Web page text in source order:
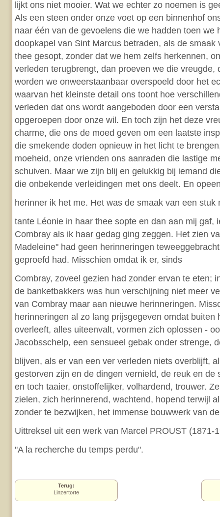
lijkt ons niet mooier. Wat we echter zo noemen is
Als een steen onder onze voet op een binnenhof
naar één van de gevoelens die we hadden toen we
doopkapel van Sint Marcus betraden, als de smaak
thee gesopt, zonder dat we hem zelfs herkennen,
verleden terugbrengt, dan proeven we die vreugde,
worden we onweerstaanbaar overspoeld door het
waarvan het kleinste detail ons toont hoe
verleden dat ons wordt aangeboden door een
opgeroepen door onze wil. En toch zijn het deze
charme, die ons de moed geven om een laatste
die smekende doden opnieuw in het licht te
moeheid, onze vrienden ons aanraden die lastige
schuiven. Maar we zijn blij en gelukkig bij iemand
die onbekende verleidingen met ons deelt. En
herinner ik het me. Het was de smaak van een stuk
tante Léonie in haar thee sopte en dan aan mij gaf,
Combray als ik haar gedag ging zeggen. Het zien
Madeleine" had geen herinneringen
geproefd had. Misschien omdat ik er, sinds
Combray, zoveel gezien had zonder ervan te eten;
de banketbakkers was hun verschijning niet meer
van Combray maar aan nieuwe herinneringen.
herinneringen al zo lang prijsgegeven omdat buiten
overleeft, alles uiteenvalt, vormen zich oplossen -
Jacobsschelp, een sensueel gebak onder strenge,
blijven, als er van een ver verleden niets overblijft,
gestorven zijn en de dingen vernield, de reuk en de
en toch taaier, onstoffelijker, volhardend, trouwer.
zielen, zich herinnerend, wachtend, hopend terwijl
zonder te bezwijken, het immense bouwwerk van
Uittreksel uit een werk van Marcel PROUST (1871-
"A la recherche du temps perdu".
Terug:
Linzertorte